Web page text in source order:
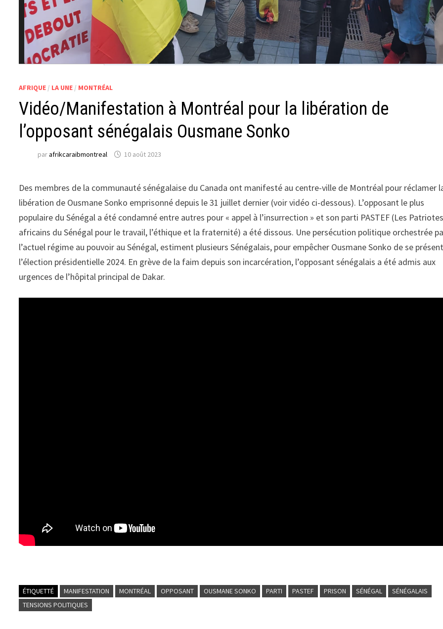
AFRIQUE / LA UNE / MONTRÉAL
Vidéo/Manifestation à Montréal pour la libération de
l’opposant sénégalais Ousmane Sonko
parafrikcaraibmontreal 10 août 2023
Des membres de la communauté sénégalaise du Canada ont manifesté au centre-ville de Montréal pour réclamer
libération de Ousmane Sonko emprisonné depuis le 31 juillet dernier (voir vidéo ci-dessous). L’opposant le plus
populaire du Sénégal a été condamné entre autres pour « appel à l’insurrection » et son parti PASTEF (Les Patriotes
africains du Sénégal pour le travail, l’éthique et la fraternité) a été dissous. Une persécution politique orchestrée
l’actuel régime au pouvoir au Sénégal, estiment plusieurs Sénégalais, pour empêcher Ousmane Sonko de se
l’élection présidentielle 2024. En grève de la faim depuis son incarcération, l’opposant sénégalais a été admis aux
urgences de l’hôpital principal de Dakar.
ÉTIQUETTÉ MANIFESTATION MONTRÉAL OPPOSANT OUSMANE SONKO PARTI PASTEF PRISON SÉNÉGAL
SÉNÉGALAIS
TENSIONS POLITIQUES